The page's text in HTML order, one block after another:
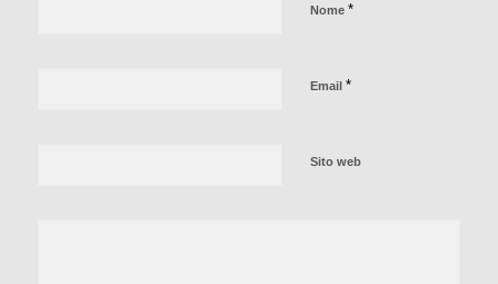
Nome *
Email *
Sito web